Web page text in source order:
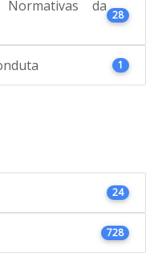
da
28
1
24
728